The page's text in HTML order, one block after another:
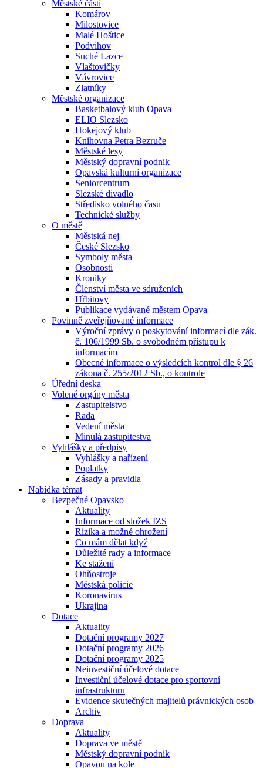
Městské části
Komárov
Milostovice
Malé Hoštice
Podvihov
Suché Lazce
Vlaštovičky
Vávrovice
Zlatníky
Městské organizace
Basketbalový klub Opava
ELIO Slezsko
Hokejový klub
Knihovna Petra Bezruče
Městské lesy
Městský dopravní podnik
Opavská kulturní organizace
Seniorcentrum
Slezské divadlo
Středisko volného času
Technické služby
O městě
Městská nej
České Slezsko
Symboly města
Osobnosti
Kroniky
Členství města ve sdruženích
Hřbitovy
Publikace vydávané městem Opava
Povinně zveřejňované informace
Výroční zprávy o poskytování informací dle zák.
č. 106/1999 Sb. o svobodném přístupu k
informacím
Obecné informace o výsledcích kontrol dle § 26
zákona č. 255/2012 Sb., o kontrole
Úřední deska
Volené orgány města
Zastupitelstvo
Rada
Vedení města
Minulá zastupitestva
Vyhlášky a předpisy
Vyhlášky a nařízení
Poplatky
Zásady a pravidla
Nabídka témat
Bezpečné Opavsko
Aktuality
Informace od složek IZS
Rizika a možné ohrožení
Co mám dělat když
Důležité rady a informace
Ke stažení
Ohňostroje
Městská policie
Koronavirus
Ukrajina
Dotace
Aktuality
Dotační programy 2027
Dotační programy 2026
Dotační programy 2025
Neinvestiční účelové dotace
Investiční účelové dotace pro sportovní
infrastrukturu
Evidence skutečných majitelů právnických osob
Archiv
Doprava
Aktuality
Doprava ve městě
Městský dopravní podnik
Opavou na kole